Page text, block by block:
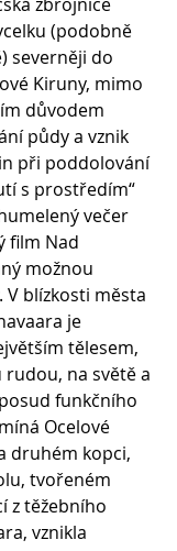
(podobně
severněji do
Kiruny, mimo
důvodem
půdy a vznik
při poddolování
s prostředím“
večer
film Nad
možnou
blízkosti města
je
tělesem,
na světě a
funkčního
Ocelové
druhém kopci,
tvořeném
z těžebního
vznikla